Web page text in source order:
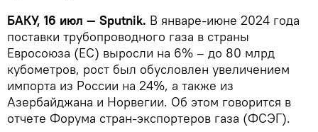
БАКУ, 16 июл — Sputnik. В январе-июне 2024 года
поставки трубопроводного газа в страны
Евросоюза (ЕС) выросли на 6% – до 80 млрд
кубометров, рост был обусловлен увеличением
импорта из России на 24%, а также из
Азербайджана и Норвегии. Об этом говорится в
отчете Форума стран-экспортеров газа (ФСЭГ).